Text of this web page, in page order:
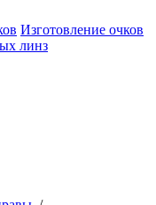
Изготовление очков
линз